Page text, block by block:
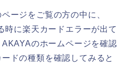
ージをご覧の方の中に、
時に楽天カードエラーが出て
のホームページを確認
ドの種類を確認してみると